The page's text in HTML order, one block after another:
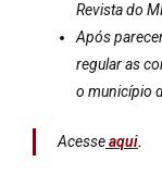
Revista do
Após
regular as
o município
Acesseaqui.